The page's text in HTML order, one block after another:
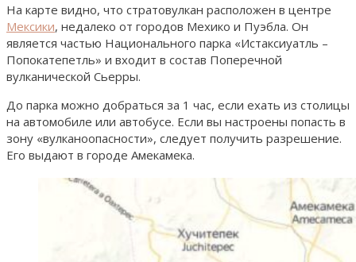
На карте видно, что стратовулкан расположен в центре
Мексики, недалеко от городов Мехико и Пуэбла. Он
является частью Национального парка «Истаксиуатль –
Попокатепетль» и входит в состав Поперечной
вулканической Сьерры.
До парка можно добраться за 1 час, если ехать из столицы
на автомобиле или автобусе. Если вы настроены попасть в
зону «вулканоопасности», следует получить разрешение.
Его выдают в городе Амекамека.